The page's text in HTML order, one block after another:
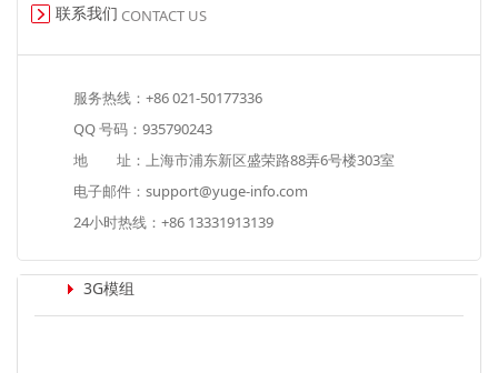
联系我们 CONTACT US
服务热线：+86 021-50177336
QQ 号码：935790243
地 址：上海市浦东新区盛荣路88弄6号楼303室
电子邮件：support@yuge-info.com
24小时热线：+86 13331913139
3G模组